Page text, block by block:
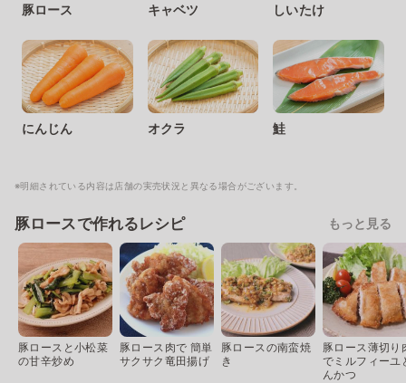
豚ロース キャベツ しいたけ
にんじん オクラ 鮭
※明細されている内容は店舗の実売状況と異なる場合がございます。
豚ロースで作れるレシピ もっと見る
豚ロースと小松菜
の甘辛炒め
豚ロース肉で 簡単
サクサク竜田揚げ
豚ロースの南蛮焼
き
豚ロース薄切り
でミルフィーユ
んかつ